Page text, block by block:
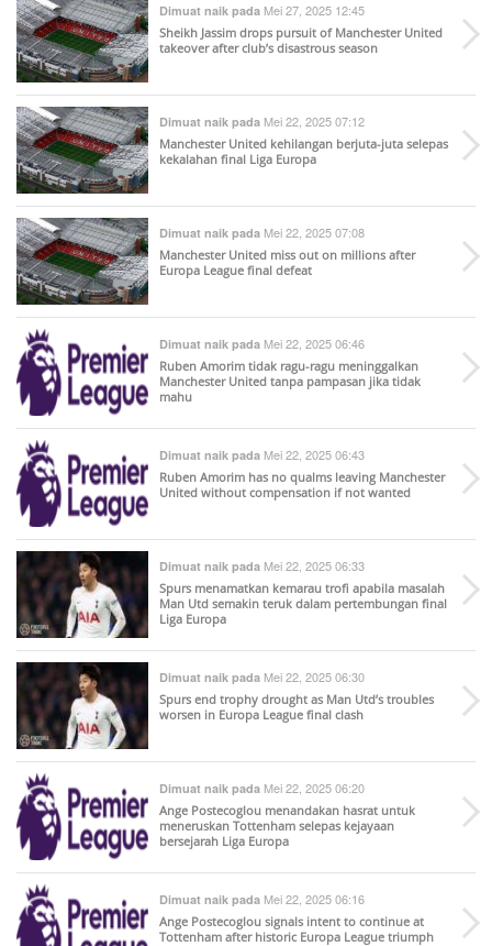
Dimuat naik pada Mei 27, 2025 12:45
Sheikh Jassim drops pursuit of Manchester United
takeover after club’s disastrous season
Dimuat naik pada Mei 22, 2025 07:12
Manchester United kehilangan berjuta-juta selepas
kekalahan final Liga Europa
Dimuat naik pada Mei 22, 2025 07:08
Manchester United miss out on millions after
Europa League final defeat
Dimuat naik pada Mei 22, 2025 06:46
Ruben Amorim tidak ragu-ragu meninggalkan
Manchester United tanpa pampasan jika tidak
mahu
Dimuat naik pada Mei 22, 2025 06:43
Ruben Amorim has no qualms leaving Manchester
United without compensation if not wanted
Dimuat naik pada Mei 22, 2025 06:33
Spurs menamatkan kemarau trofi apabila masalah
Man Utd semakin teruk dalam pertembungan final
Liga Europa
Dimuat naik pada Mei 22, 2025 06:30
Spurs end trophy drought as Man Utd’s troubles
worsen in Europa League final clash
Dimuat naik pada Mei 22, 2025 06:20
Ange Postecoglou menandakan hasrat untuk
meneruskan Tottenham selepas kejayaan
bersejarah Liga Europa
Dimuat naik pada Mei 22, 2025 06:16
Ange Postecoglou signals intent to continue at
Tottenham after historic Europa League triumph